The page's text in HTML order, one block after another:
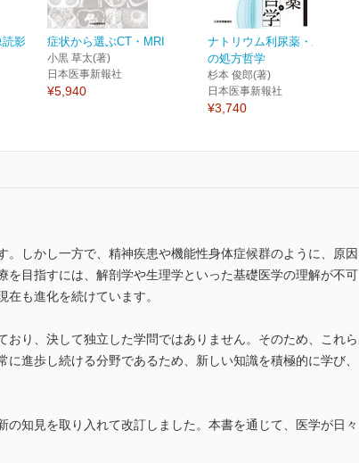
読影
症状から選ぶCT・MRI
小黒 草太(著)
日本医事新報社
¥5,940
ナトリウム利尿薬・新時代
の処方哲学
杉本 俊郎(著)
日本医事新報社
¥3,740
しかし一方で、精神疾患や機能性身体症候群のように、原因
目指すには、解剖学や生理学といった基礎医学の理解が不可
も進化を続けています。
り、決して独立した学問ではありません。そのため、これら
進歩し続ける分野であるため、新しい知識を積極的に学び、
知見を取り入れて改訂しました。本書を通じて、医学が日々